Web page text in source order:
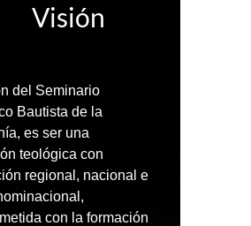
Visión
del Seminario
Bautista de la
es ser una
teológica con
regional, nacional e
con la formación